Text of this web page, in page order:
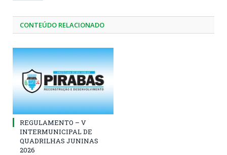
CONTEÚDO RELACIONADO
REGULAMENTO – V
INTERMUNICIPAL DE
QUADRILHAS JUNINAS
2026